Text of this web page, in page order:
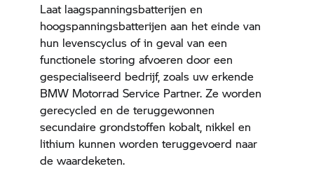
Laat laagspanningsbatterijen en
hoogspanningsbatterijen aan het einde van
hun levenscyclus of in geval van een
functionele storing afvoeren door een
gespecialiseerd bedrijf, zoals uw erkende
BMW Motorrad Service Partner. Ze worden
gerecycled en de teruggewonnen
secundaire grondstoffen kobalt, nikkel en
lithium kunnen worden teruggevoerd naar
de waardeketen.